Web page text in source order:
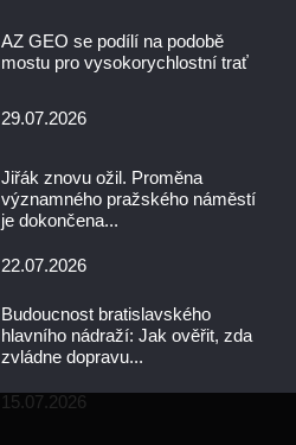
AZ GEO se podílí na podobě
mostu pro vysokorychlostní trať
29.07.2026
Jiřák znovu ožil. Proměna
významného pražského náměstí
je dokončena...
22.07.2026
Budoucnost bratislavského
hlavního nádraží: Jak ověřit, zda
zvládne dopravu...
15.07.2026